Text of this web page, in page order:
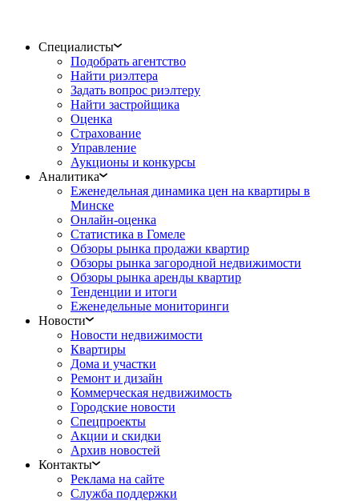
Специалисты
Подобрать агентство
Найти риэлтера
Задать вопрос риэлтеру
Найти застройщика
Оценка
Страхование
Управление
Аукционы и конкурсы
Аналитика
Еженедельная динамика цен на квартиры в
Минске
Онлайн-оценка
Статистика в Гомеле
Обзоры рынка продажи квартир
Обзоры рынка загородной недвижимости
Обзоры рынка аренды квартир
Тенденции и итоги
Еженедельные мониторинги
Новости
Новости недвижимости
Квартиры
Дома и участки
Ремонт и дизайн
Коммерческая недвижимость
Городские новости
Спецпроекты
Акции и скидки
Архив новостей
Контакты
Реклама на сайте
Служба поддержки